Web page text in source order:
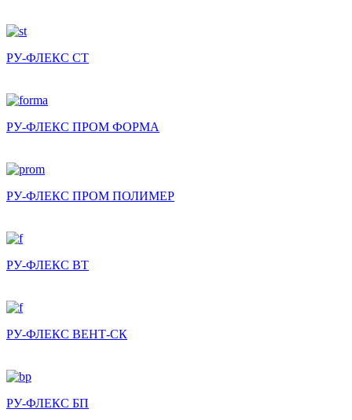
РУ-ФЛЕКС СТ
РУ-ФЛЕКС ПРОМ ФОРМА
РУ-ФЛЕКС ПРОМ ПОЛИМЕР
РУ-ФЛЕКС ВТ
РУ-ФЛЕКС ВЕНТ-СК
РУ-ФЛЕКС БП